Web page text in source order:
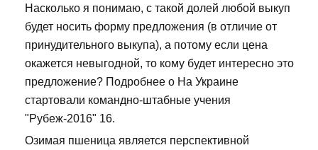
Насколько я понимаю, с такой долей любой выкуп
будет носить форму предложения (в отличие от
принудительного выкупа), а потому если цена
окажется невыгодной, то кому будет интересно это
предложение? Подробнее о На Украине
стартовали командно-штабные учения
"Рубеж-2016" 16.
Озимая пшеница является перспективной